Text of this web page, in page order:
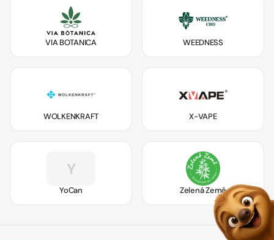
VIA BOTANICA WEEDNESS
WOLKENKRAFT X-VAPE
Y
YoCan Zelená Země